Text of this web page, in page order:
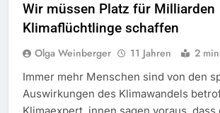
Wir müssen Platz für Milliarden
Klimaflüchtlinge schaffen
Olga Weinberger 11 Jahren 2
Immer mehr Menschen sind von den
Auswirkungen des Klimawandels